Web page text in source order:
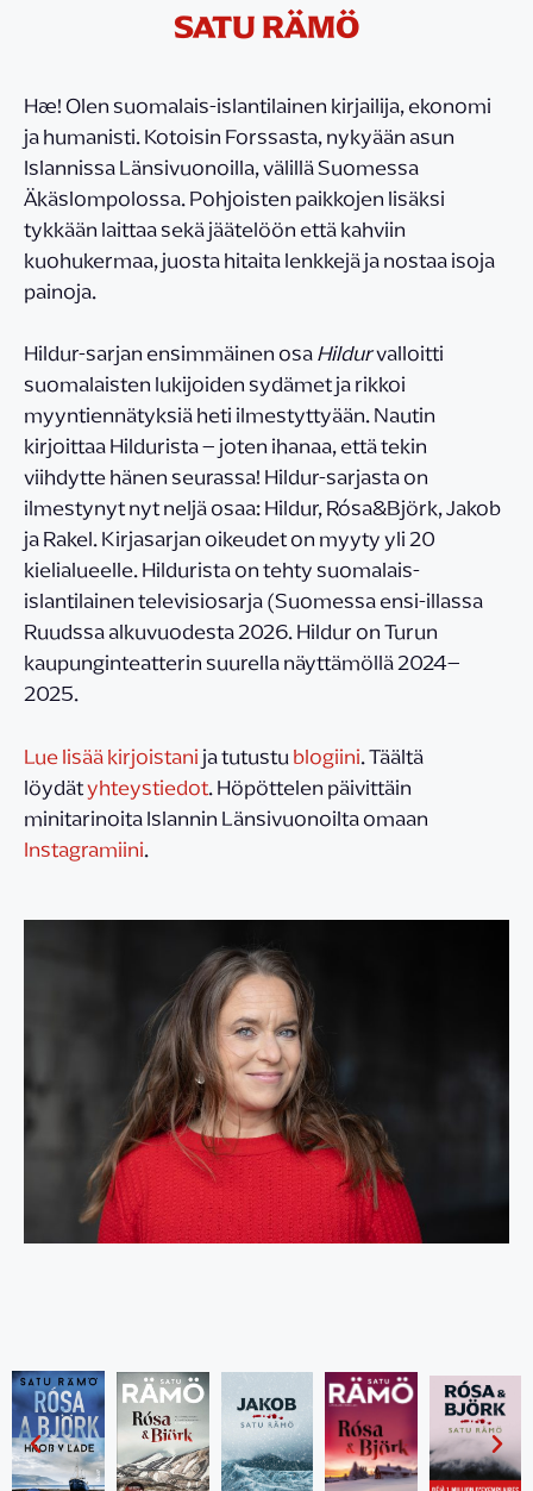
SATU RÄMÖ
Hæ! Olen suomalais-islantilainen kirjailija, ekonomi
ja humanisti. Kotoisin Forssasta, nykyään asun
Islannissa Länsivuonoilla, välillä Suomessa
Äkäslompolossa. Pohjoisten paikkojen lisäksi
tykkään laittaa sekä jäätelöön että kahviin
kuohukermaa, juosta hitaita lenkkejä ja nostaa isoja
painoja.
Hildur-sarjan ensimmäinen osaHildurvalloitti
suomalaisten lukijoiden sydämet ja rikkoi
myyntiennätyksiä heti ilmestyttyään. Nautin
kirjoittaa Hildurista – joten ihanaa, että tekin
viihdytte hänen seurassa! Hildur-sarjasta on
ilmestynyt nyt neljä osaa: Hildur, Rósa&Björk, Jakob
ja Rakel. Kirjasarjan oikeudet on myyty yli 20
kielialueelle. Hildurista on tehty suomalais-
islantilainen televisiosarja (Suomessa ensi-illassa
Ruudssa alkuvuodesta 2026. Hildur on Turun
kaupunginteatterin suurella näyttämöllä 2024–
2025.
Lue lisää kirjoistanija tutustublogiini. Täältä
löydätyhteystiedot. Höpöttelen päivittäin
minitarinoita Islannin Länsivuonoilta omaan
Instagramiini.